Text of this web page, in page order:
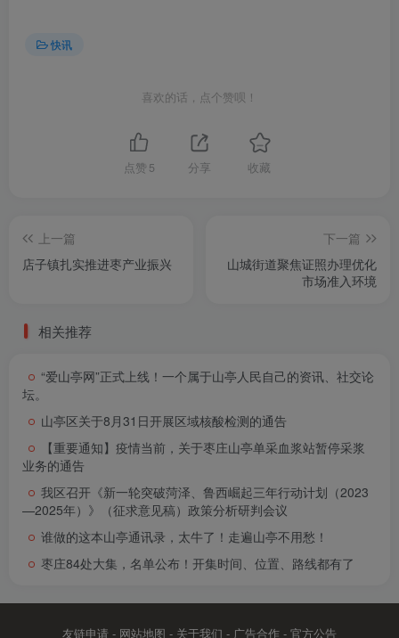
快讯
喜欢的话，点个赞呗！
点赞 5 分享 收藏
上一篇
店子镇扎实推进枣产业振兴
下一篇
山城街道聚焦证照办理优化
市场准入环境
相关推荐
“爱山亭网”正式上线！一个属于山亭人民自己的资讯、社交论
坛。
山亭区关于8月31日开展区域核酸检测的通告
【重要通知】疫情当前，关于枣庄山亭单采血浆站暂停采浆
业务的通告
我区召开《新一轮突破菏泽、鲁西崛起三年行动计划（2023
—2025年）》（征求意见稿）政策分析研判会议
谁做的这本山亭通讯录，太牛了！走遍山亭不用愁！
枣庄84处大集，名单公布！开集时间、位置、路线都有了
友链申请 - 网站地图 - 关于我们 - 广告合作 - 官方公告